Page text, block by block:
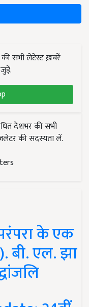
सभी लेटेस्ट ख़बरें
देशभर की सभी
की सदस्यता लें.
के एक
बी. एल. झा